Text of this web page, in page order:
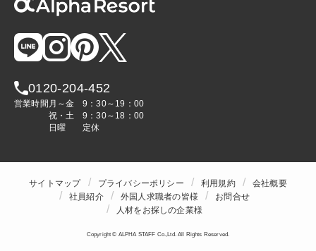
0120-204-452
営業時間 月～金
9：30～19：00
祝・土
9：30～18：00
日曜
定休
サイトマップ プライバシーポリシー 利用規約
会社概要
社員紹介
外国人求職者の皆様
お問合せ
人材をお探しの企業様
Copyright © ALPHA STAFF Co.,Ltd. All Rights Reserved.